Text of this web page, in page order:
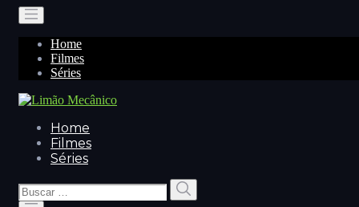
Home
Filmes
Séries
Home
Filmes
Séries
Buscar
por: